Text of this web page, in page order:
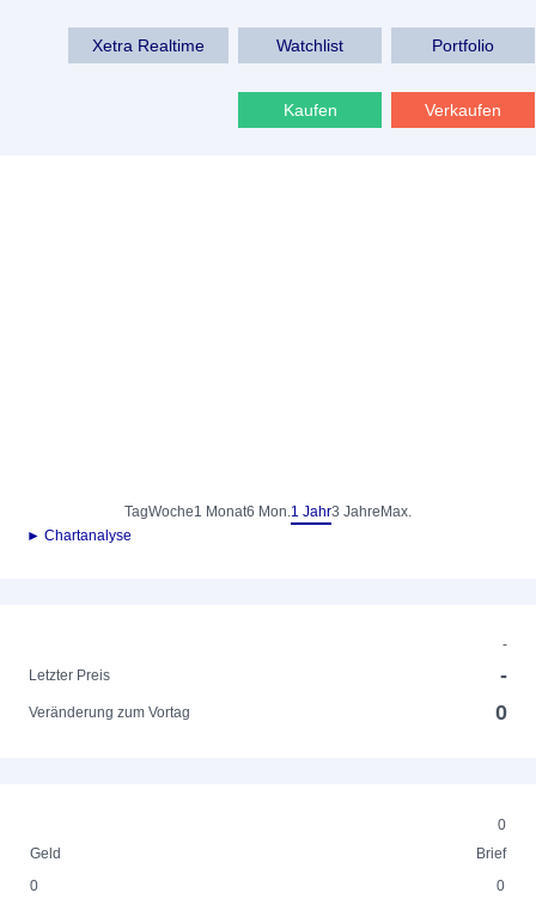
Xetra Realtime Watchlist Portfolio
Kaufen Verkaufen
TagWoche1 Monat6 Mon.1 Jahr3 Jahre Max.
► Chartanalyse
-
Letzter Preis
-
Veränderung zum Vortag 0
0
Geld
Brief
0
0